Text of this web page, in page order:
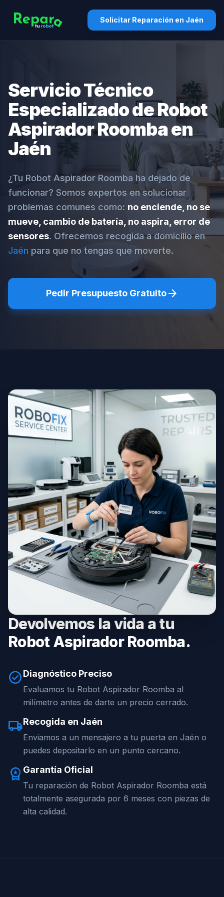
Solicitar Reparación en Jaén
Servicio Técnico
Especializado de Robot
Aspirador Roomba en
Jaén
¿Tu Robot Aspirador Roomba ha dejado de
funcionar? Somos expertos en solucionar
problemas comunes como: no enciende, no se
mueve, cambio de batería, no aspira, error de
sensores. Ofrecemos recogida a domicilio en
Jaén para que no tengas que moverte.
Pedir Presupuesto Gratuitoarrow_forward
Devolvemos la vida a tu
Robot Aspirador Roomba.
check_circleDiagnóstico Preciso
Evaluamos tu Robot Aspirador Roomba al
milímetro antes de darte un precio cerrado.
local_shippingRecogida en Jaén
Enviamos a un mensajero a tu puerta en Jaén o
puedes depositarlo en un punto cercano.
workspace_premium Garantía Oficial
Tu reparación de Robot Aspirador Roomba está
totalmente asegurada por 6 meses con piezas de
alta calidad.